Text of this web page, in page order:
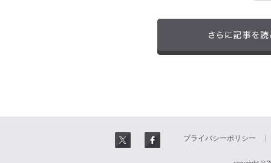
プライバシーポリシー